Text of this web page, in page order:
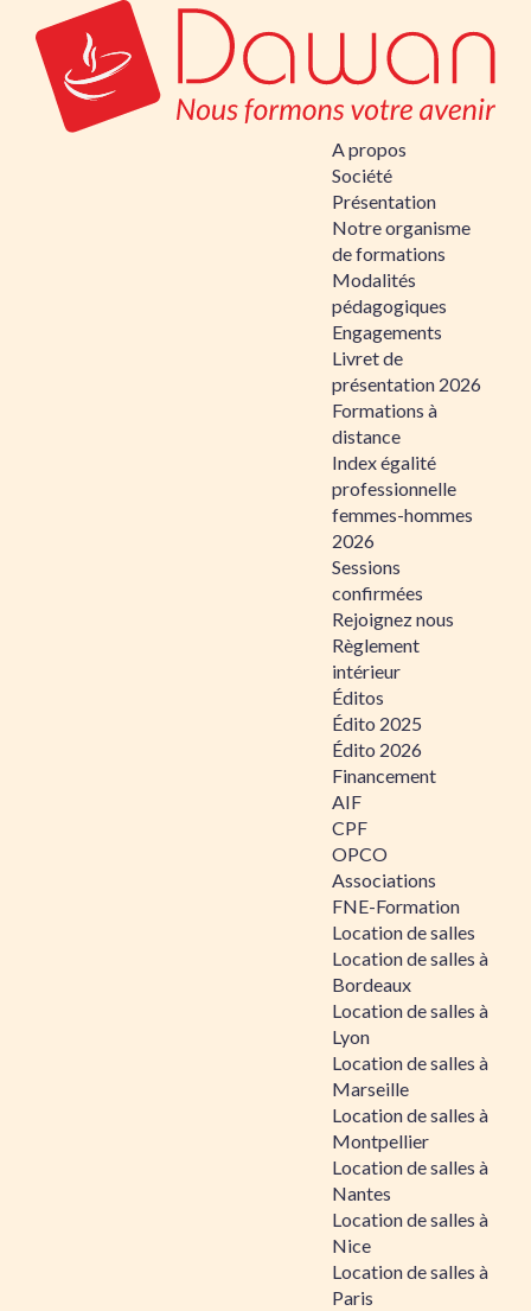
A propos
Société
Présentation
Notre organisme
de formations
Modalités
pédagogiques
Engagements
Livret de
présentation 2026
Formations à
distance
Index égalité
professionnelle
femmes-hommes
2026
Sessions
confirmées
Rejoignez nous
Règlement
intérieur
Éditos
Édito 2025
Édito 2026
Financement
AIF
CPF
OPCO
Associations
FNE-Formation
Location de salles
Location de salles à
Bordeaux
Location de salles à
Lyon
Location de salles à
Marseille
Location de salles à
Montpellier
Location de salles à
Nantes
Location de salles à
Nice
Location de salles à
Paris